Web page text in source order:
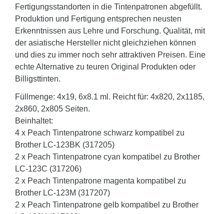
Fertigungsstandorten in die Tintenpatronen abgefüllt.
Produktion und Fertigung entsprechen neusten
Erkenntnissen aus Lehre und Forschung. Qualität, mit
der asiatische Hersteller nicht gleichziehen können
und dies zu immer noch sehr attraktiven Preisen. Eine
echte Alternative zu teuren Original Produkten oder
Billigsttinten.
Füllmenge: 4x19, 6x8.1 ml. Reicht für: 4x820, 2x1185,
2x860, 2x805 Seiten.
Beinhaltet:
4 x Peach Tintenpatrone schwarz kompatibel zu
Brother LC-123BK (317205)
2 x Peach Tintenpatrone cyan kompatibel zu Brother
LC-123C (317206)
2 x Peach Tintenpatrone magenta kompatibel zu
Brother LC-123M (317207)
2 x Peach Tintenpatrone gelb kompatibel zu Brother